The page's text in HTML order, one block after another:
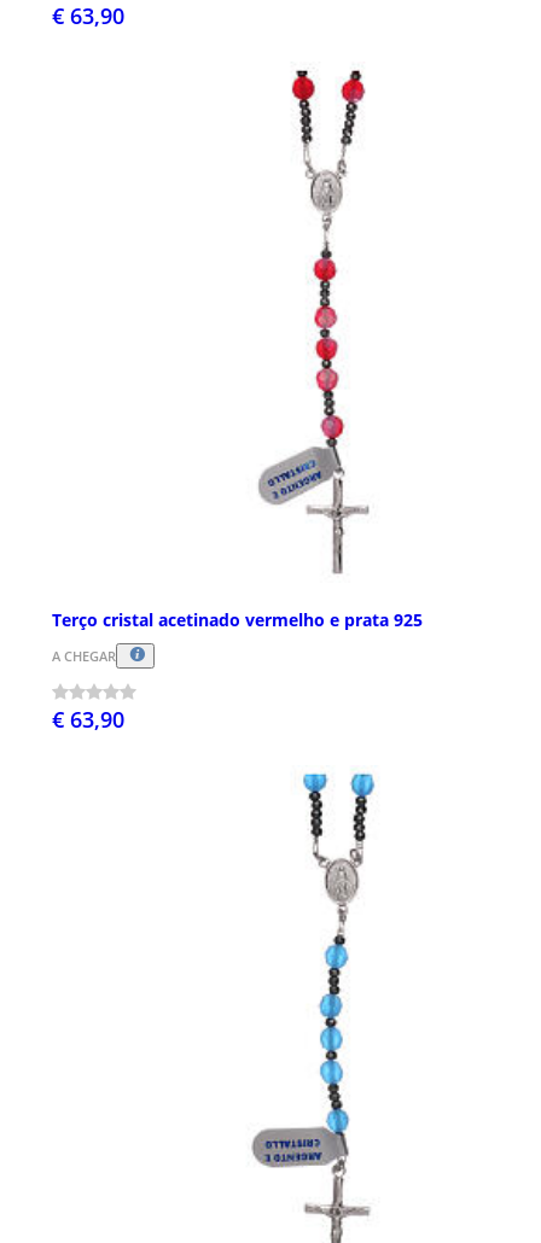
€ 63,90
Terço cristal acetinado vermelho e prata 925
A CHEGAR
€ 63,90